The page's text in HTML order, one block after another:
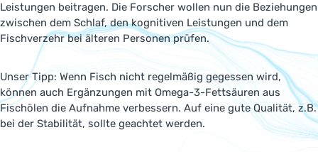
Leistungen beitragen. Die Forscher wollen nun die Beziehungen
zwischen dem Schlaf, den kognitiven Leistungen und dem
Fischverzehr bei älteren Personen prüfen.
Unser Tipp: Wenn Fisch nicht regelmäßig gegessen wird,
können auch Ergänzungen mit Omega-3-Fettsäuren aus
Fischölen die Aufnahme verbessern. Auf eine gute Qualität, z.B.
bei der Stabilität, sollte geachtet werden.